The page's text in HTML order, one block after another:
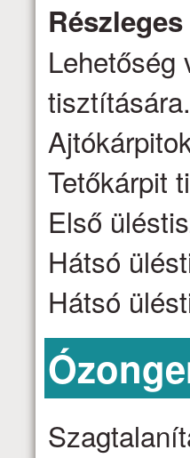
Lehetőség
tisztítására.
Tetőkárpit
Első
Hátsó
Hátsó